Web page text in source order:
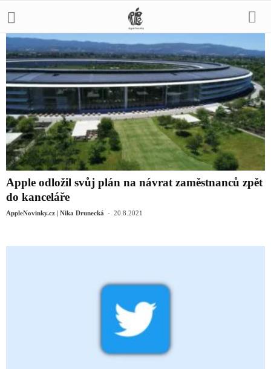
Apple odložil svůj plán na návrat zaměstnanců zpět
do kanceláře
AppleNovinky.cz | Nika Drunecká - 20.8.2021